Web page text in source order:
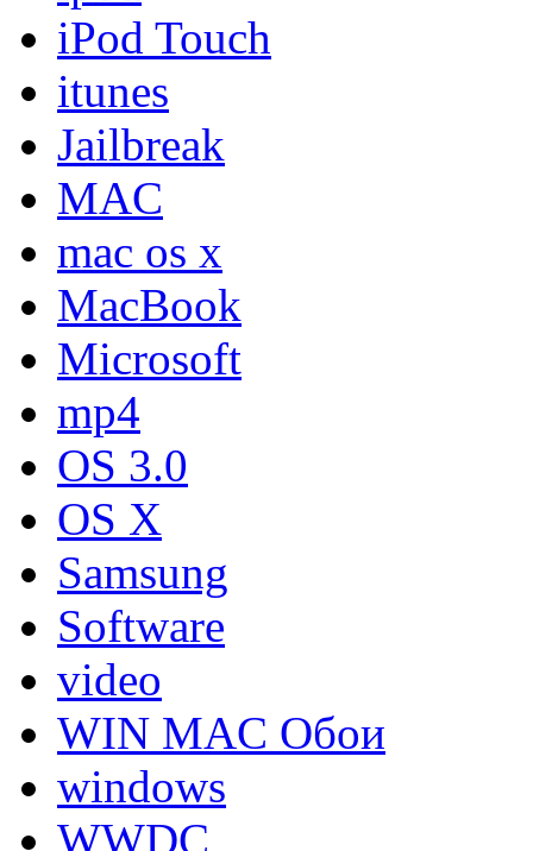
iPod Touch
itunes
Jailbreak
MAC
mac os x
MacBook
Microsoft
mp4
OS 3.0
OS X
Samsung
Software
video
WIN MAC Обои
windows
WWDC